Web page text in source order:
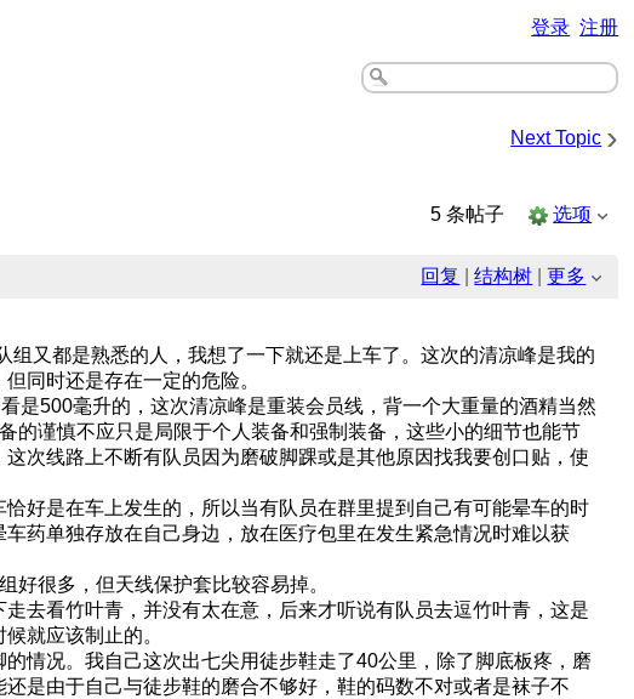
登录 注册
Next Topic ›
5 条帖子 选项
回复 |结构树 |更多
又都是熟悉的人，我想了一下就还是上车了。这次的清凉峰是我的
同时还是存在一定的危险。
是500毫升的，这次清凉峰是重装会员线，背一个大重量的酒精当然
的谨慎不应只是局限于个人装备和强制装备，这些小的细节也能节
次线路上不断有队员因为磨破脚踝或是其他原因找我要创口贴，使
好是在车上发生的，所以当有队员在群里提到自己有可能晕车的时
药单独存放在自己身边，放在医疗包里在发生紧急情况时难以获
好很多，但天线保护套比较容易掉。
去看竹叶青，并没有太在意，后来才听说有队员去逗竹叶青，这是
就应该制止的。
情况。我自己这次出七尖用徒步鞋走了40公里，除了脚底板疼，磨
是由于自己与徒步鞋的磨合不够好，鞋的码数不对或者是袜子不